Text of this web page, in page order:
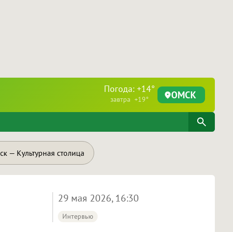
Погода: +14°
завтра +19° ОМСК
— Культурная столица
29 мая 2026, 16:30
Интервью